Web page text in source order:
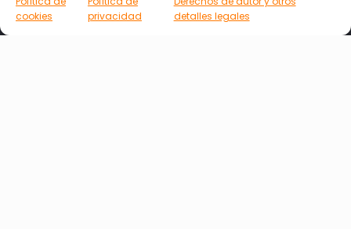
cookies
privacidad
detalles legales
Tu correo electrónico